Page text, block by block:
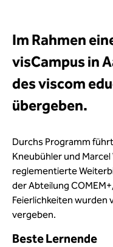
Im Rahmen
visCampus in
des viscom
übergeben.
Durchs Programm
Kneubühler und
reglementierte
der Abteilung
Feierlichkeiten wurden
vergeben.
Beste Lernende